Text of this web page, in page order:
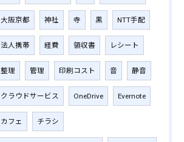
大阪京都 神社 寺 黒 NTT手配
法人携帯 経費 領収書 レシート
整理 管理 印刷コスト 音 静音
クラウドサービス OneDrive Evernote
カフェ チラシ